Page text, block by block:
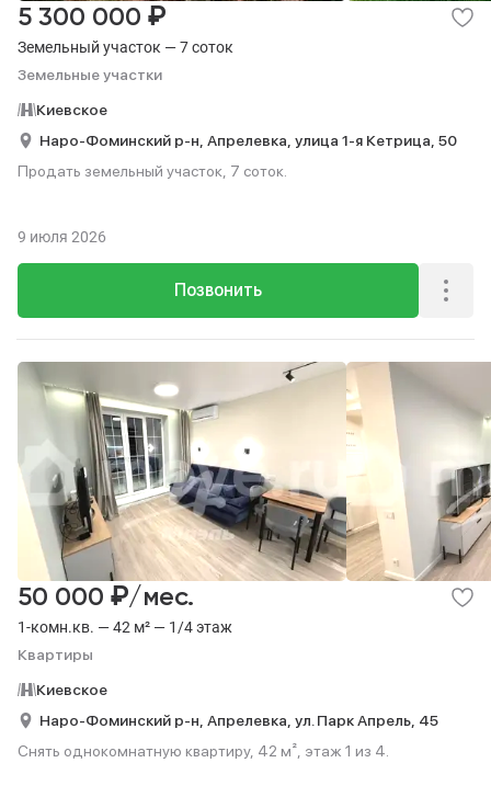
Земельный участок — 7 соток
Земельные участки
5 300 000 ₽
Киевское
Наро-Фоминский р-н, Апрелевка, улица 1-я Кетрица, 50
Продать земельный участок, 7 соток.
Позвонить
9 июля 2026
1-комн.кв. — 42 м² — 1/4 этаж
Квартиры
50 000 ₽/мес.
Киевское
Наро-Фоминский р-н, Апрелевка, ул. Парк Апрель, 45
Снять однокомнатную квартиру, 42 м², этаж 1 из 4.